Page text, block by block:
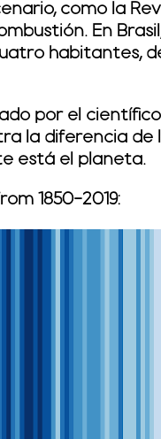
como la
En
habitantes,
por el
la diferencia de
está el planeta.
1850-2019: